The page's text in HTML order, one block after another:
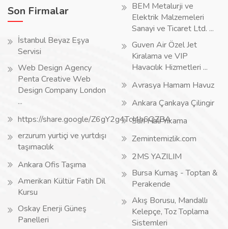
Son Firmalar
İstanbul Beyaz Eşya
Servisi
Web Design Agency
Penta Creative Web
Design Company London
...
https://share.google/Z6gY2g4TcI4h6QZBA
erzurum yurtiçi ve yurtdışı
taşımacılık
Ankara Ofis Taşıma
Amerikan Kültür Fatih Dil
Kursu
Oskay Enerji Güneş
Panelleri
BEM Metalurji ve
Elektrik Malzemeleri
Sanayi ve Ticaret Ltd. ...
Guven Air Özel Jet
Kiralama ve VIP
Havacılık Hizmetleri ...
Avrasya Hamam Havuz
Ankara Çankaya Çilingir
Sarı Halı Yıkama
Zemintemizlik.com
2MS YAZILIM
Bursa Kumaş - Toptan &
Perakende
Akış Borusu, Mandallı
Kelepçe, Toz Toplama
Sistemleri